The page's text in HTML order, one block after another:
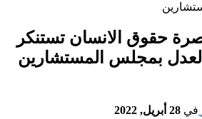
حقوق الانسان تستنكر
بمجلس المستشارين
في 28 أبريل, 2022